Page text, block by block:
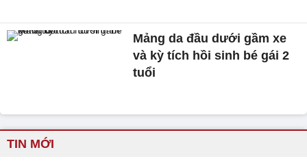
Mảng da đầu dưới gầm xe
và kỳ tích hồi sinh bé gái 2
tuổi
TIN MỚI